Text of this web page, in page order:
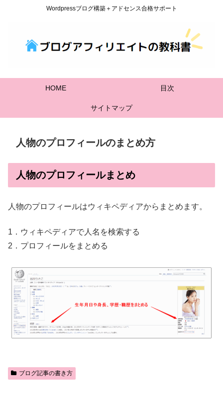
Wordpressブログ構築＋アドセンス合格サポート
HOME 目次
サイトマップ
人物のプロフィールのまとめ方
人物のプロフィールまとめ
人物のプロフィールはウィキペディアからまとめます。
1．ウィキペディアで人名を検索する
2．プロフィールをまとめる
ブログ記事の書き方